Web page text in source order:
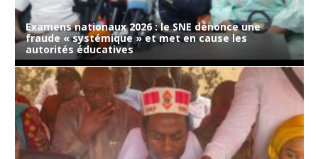
Examens nationaux 2026 : le SNE dénonce une
fraude « systémique » et met en cause les
autorités éducatives